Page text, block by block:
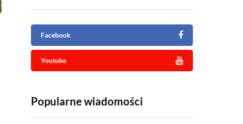
Facebook
Youtube
Popularne wiadomości